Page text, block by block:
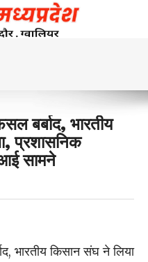
बर्बाद, भारतीय
प्रशासनिक
आई सामने
भारतीय किसान संघ ने लिया